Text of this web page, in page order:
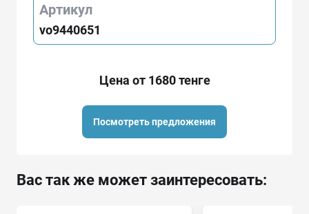
Артикул
vo9440651
Цена от 1680 тенге
Посмотреть предложения
Вас так же может заинтересовать: